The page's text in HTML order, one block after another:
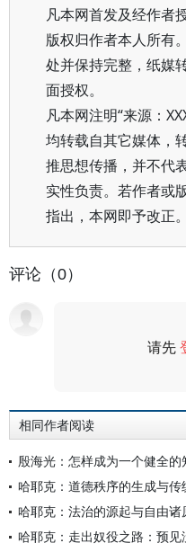
凡本网首发及经作者
版权归作者本人所有
处并保持完整，纸媒
面授权。
凡本网注明“来源：
均转载自其它媒体，
推思想传播，并不代
实性负责。若作者或
指出，本网即予改正。
评论（0）
请先
相同作者阅读
殷海光：怎样成为一个健全的
哈耶克：道德秩序的生成与
哈耶克：法治的源起与自由诸
哈耶克：走出奴役之路：预见